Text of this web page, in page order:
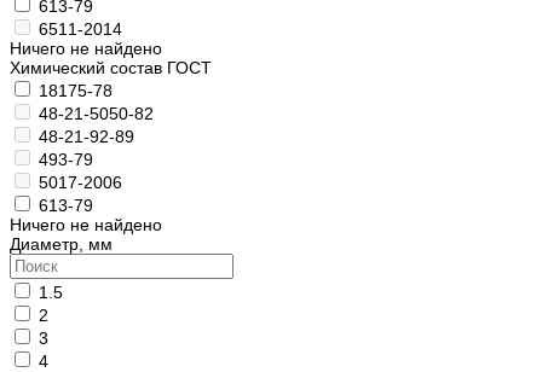
613-79
6511-2014
Ничего не найдено
Химический состав ГОСТ
18175-78
48-21-5050-82
48-21-92-89
493-79
5017-2006
613-79
Ничего не найдено
Диаметр, мм
1.5
2
3
4